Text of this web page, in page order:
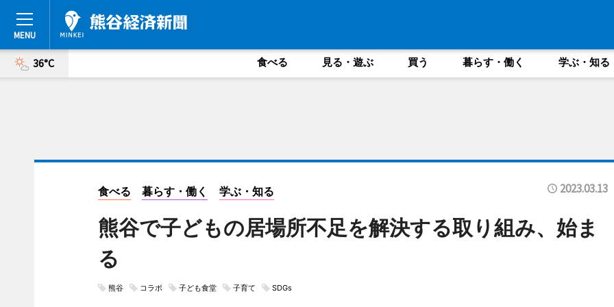
36°C 食べる 見る・遊ぶ 買う 暮らす・働く 学ぶ・知る
食べる 暮らす・働く 学ぶ・知る 2023.03.13
熊谷で子どもの居場所不足を解決する取り組み、始ま
る
熊谷 コラボ 子ども食堂 子育て SDGs